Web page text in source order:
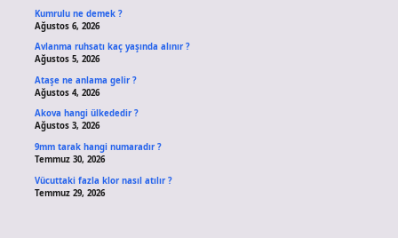
Kumrulu ne demek ?
Ağustos 6, 2026
Avlanma ruhsatı kaç yaşında alınır ?
Ağustos 5, 2026
Ataşe ne anlama gelir ?
Ağustos 4, 2026
Akova hangi ülkededir ?
Ağustos 3, 2026
9mm tarak hangi numaradır ?
Temmuz 30, 2026
Vücuttaki fazla klor nasıl atılır ?
Temmuz 29, 2026